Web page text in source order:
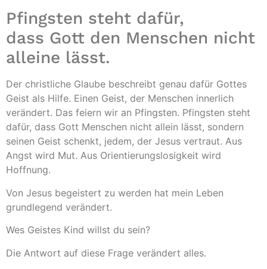
Pfingsten steht dafür,
dass Gott den Menschen nicht
alleine lässt.
Der christliche Glaube beschreibt genau dafür Gottes
Geist als Hilfe. Einen Geist, der Menschen innerlich
verändert. Das feiern wir an Pfingsten. Pfingsten steht
dafür, dass Gott Menschen nicht allein lässt, sondern
seinen Geist schenkt, jedem, der Jesus vertraut. Aus
Angst wird Mut. Aus Orientierungslosigkeit wird
Hoffnung.
Von Jesus begeistert zu werden hat mein Leben
grundlegend verändert.
Wes Geistes Kind willst du sein?
Die Antwort auf diese Frage verändert alles.